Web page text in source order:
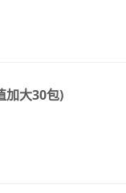
加大30包)